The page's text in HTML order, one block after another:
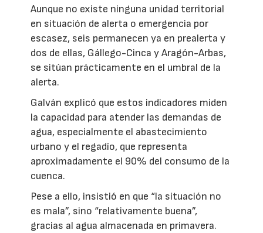
Aunque no existe ninguna unidad territorial
en situación de alerta o emergencia por
escasez, seis permanecen ya en prealerta y
dos de ellas, Gállego-Cinca y Aragón-Arbas,
se sitúan prácticamente en el umbral de la
alerta.
Galván explicó que estos indicadores miden
la capacidad para atender las demandas de
agua, especialmente el abastecimiento
urbano y el regadío, que representa
aproximadamente el 90% del consumo de la
cuenca.
Pese a ello, insistió en que “la situación no
es mala”, sino “relativamente buena”,
gracias al agua almacenada en primavera.